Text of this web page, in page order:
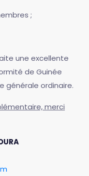
;
une excellente
de Guinée
générale ordinaire.
merci